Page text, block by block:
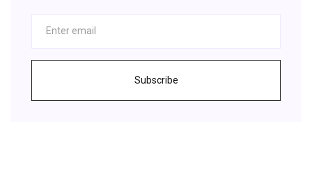
Subscribe